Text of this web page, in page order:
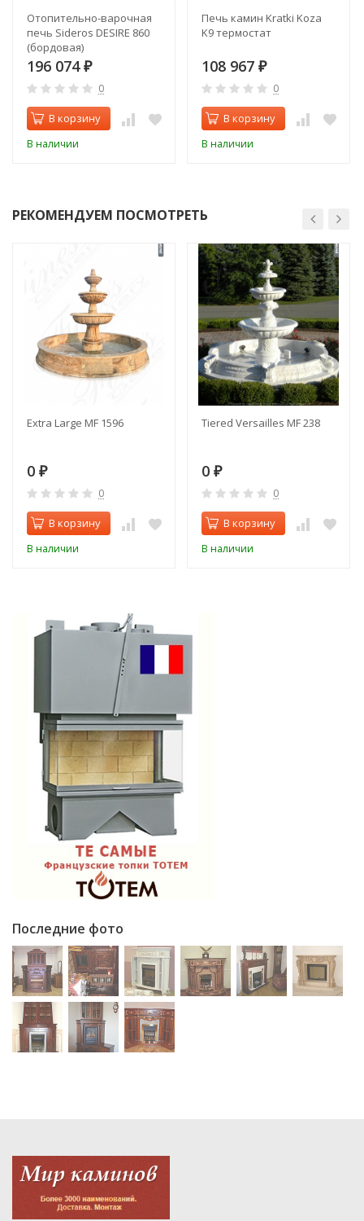
Отопительно-варочная
печь Sideros DESIRE 860
(бордовая)
196 074 ₽
0
В корзину
В наличии
Печь камин Kratki Koza
K9 термостат
108 967 ₽
0
В корзину
В наличии
РЕКОМЕНДУЕМ ПОСМОТРЕТЬ
Extra Large MF 1596
0 ₽
0
В корзину
В наличии
Tiered Versailles MF 238
0 ₽
0
В корзину
В наличии
Последние фото